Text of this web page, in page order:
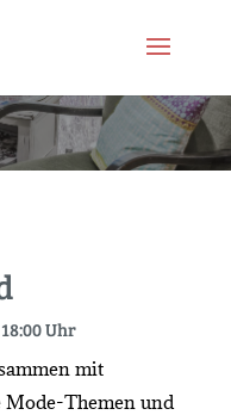
Uhr
mit
Themen und